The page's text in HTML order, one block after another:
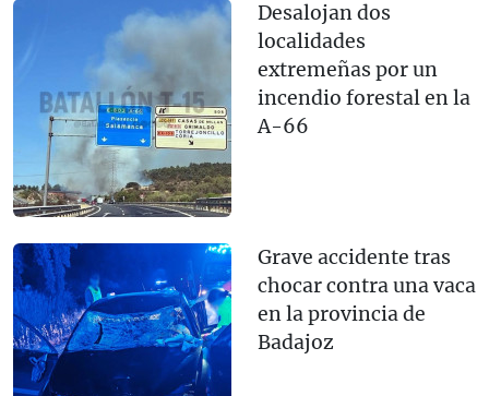
Desalojan dos
localidades
extremeñas por un
incendio forestal en la
A-66
Grave accidente tras
chocar contra una vaca
en la provincia de
Badajoz